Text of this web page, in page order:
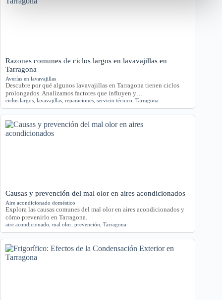
Razones comunes de ciclos largos en lavavajillas en
Tarragona
Averías en lavavajillas
Descubre por qué algunos lavavajillas en Tarragona tienen ciclos
prolongados. Analizamos factores que influyen y…
ciclos largos lavavajillas reparaciones servicio técnico Tarragona
Causas y prevención del mal olor en aires acondicionados
Aire acondicionado doméstico
Explora las causas comunes del mal olor en aires acondicionados y
cómo prevenirlo en Tarragona.
aire acondicionado mal olor prevención Tarragona